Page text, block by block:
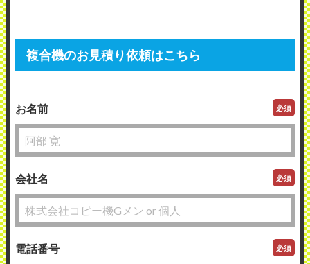
複合機のお見積り依頼はこちら
お名前 必須
会社名 必須
電話番号 必須